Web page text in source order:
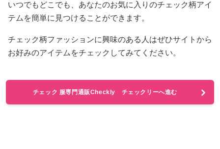
いつでもどこでも、あなたのお気に入りのチェック柄アイ
テムを簡単に見つけることができます。
チェック柄ファッションに興味のある人はぜひサイトから
お好みのアイテムをチェックしてみてください。
チェック 服専門通販Checkly チェックリーへ進む